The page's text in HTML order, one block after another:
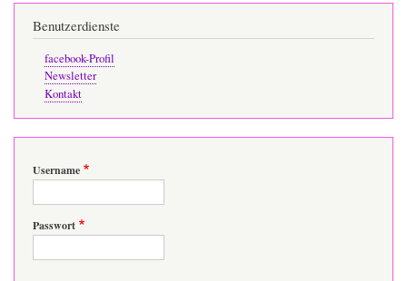
Benutzerdienste
facebook-Profil
Newsletter
Kontakt
Username
Passwort